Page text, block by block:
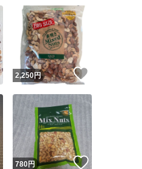
このユーザーは高頻度で24時間以内に
このユーザーは設定した発送日数内に
いいね！
2,250円
いいね！
780円